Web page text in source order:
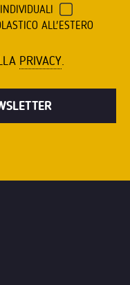
ALL'ESTERO
PRIVACY.